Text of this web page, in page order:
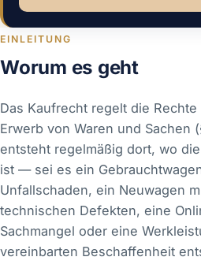
EINLEITUNG
Worum es geht
Das Kaufrecht regelt die Rechte
Erwerb von Waren und Sachen
entsteht regelmäßig dort, wo die
ist — sei es ein
Unfallschaden, ein Neuwagen
technischen Defekten, eine
Sachmangel oder eine
vereinbarten Beschaffenheit